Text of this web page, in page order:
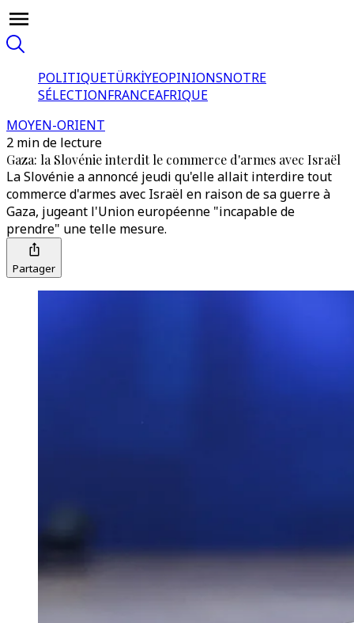
POLITIQUETÜRKİYEOPINIONSNOTRE
SÉLECTIONFRANCEAFRIQUE
MOYEN-ORIENT
2 min de lecture
Gaza: la Slovénie interdit le commerce d'armes avec Israël
La Slovénie a annoncé jeudi qu'elle allait interdire tout
commerce d'armes avec Israël en raison de sa guerre à
Gaza, jugeant l'Union européenne "incapable de
prendre" une telle mesure.
Partager